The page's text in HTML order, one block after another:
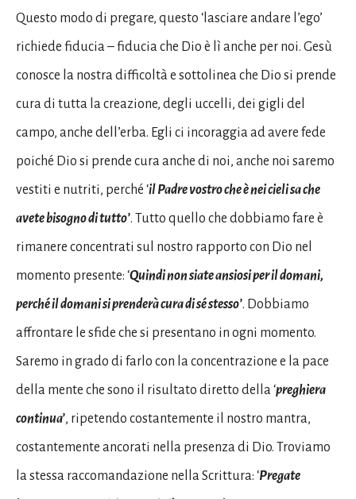
Questo modo di pregare, questo ‘lasciare andare l’ego’
richiede fiducia – fiducia che Dio è lì anche per noi. Gesù
conosce la nostra difficoltà e sottolinea che Dio si prende
cura di tutta la creazione, degli uccelli, dei gigli del
campo, anche dell’erba. Egli ci incoraggia ad avere fede
poiché Dio si prende cura anche di noi, anche noi saremo
vestiti e nutriti, perché ‘il Padre vostro che è nei cieli sa che
avete bisogno di tutto’. Tutto quello che dobbiamo fare è
rimanere concentrati sul nostro rapporto con Dio nel
momento presente: ‘Quindi non siate ansiosi per il domani,
perché il domani si prenderà cura di sé stesso’. Dobbiamo
affrontare le sfide che si presentano in ogni momento.
Saremo in grado di farlo con la concentrazione e la pace
della mente che sono il risultato diretto della ‘preghiera
continua’, ripetendo costantemente il nostro mantra,
costantemente ancorati nella presenza di Dio. Troviamo
la stessa raccomandazione nella Scrittura: ‘Pregate